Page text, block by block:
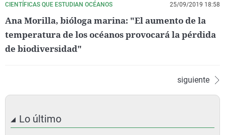
CIENTÍFICAS QUE ESTUDIAN OCÉANOS 25/09/2019 18:58
Ana Morilla, bióloga marina: "El aumento de la
temperatura de los océanos provocará la pérdida
de biodiversidad"
siguiente
Lo último